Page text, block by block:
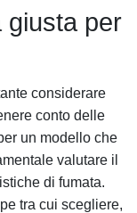
giusta per
considerare
conto delle
un modello che
valutare il
di fumata.
tra cui scegliere,